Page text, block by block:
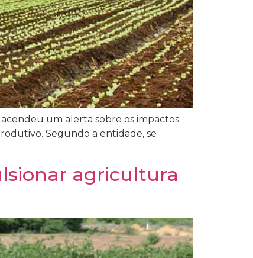
acendeu um alerta sobre os impactos
Segundo a entidade, se
agricultura